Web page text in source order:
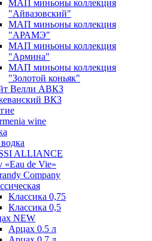
МАП миньоны коллекция
"Айвазовский"
МАП миньоны коллекция
"АРАМЭ"
МАП миньоны коллекция
"Армина"
МАП миньоны коллекция
"Золотой коньяк"
Велли АВКЗ
ВКЗ
wine
ALLIANCE
«Eau de Vie»
Company
Классика 0,75
Классика 0,5
NEW
Арцах 0.5 л